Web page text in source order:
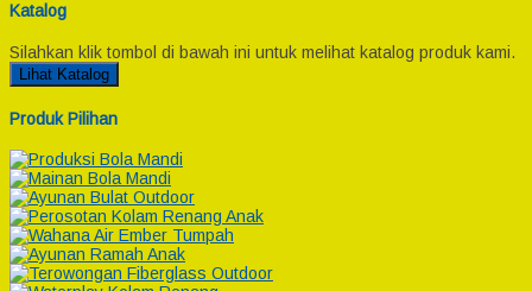
Katalog
Silahkan klik tombol di bawah ini untuk melihat katalog produk kami.
Lihat Katalog
Produk Pilihan